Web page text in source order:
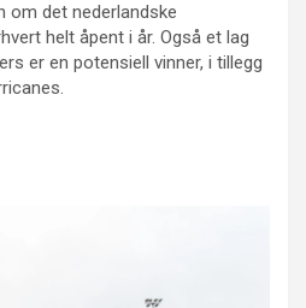
om det nederlandske
helt åpent i år. Også et lag
er en potensiell vinner, i tillegg